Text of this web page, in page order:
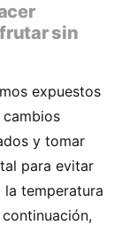
sin
expuestos
y tomar
para evitar
la temperatura